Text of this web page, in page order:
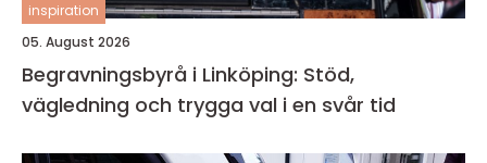
inspiration
05. August 2026
Begravningsbyrå i Linköping: Stöd,
vägledning och trygga val i en svår tid